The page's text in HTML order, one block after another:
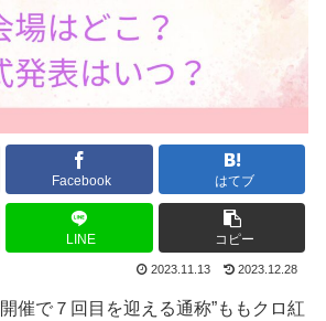
Facebook はてブ
LINE コピー
2023.11.13 2023.12.28
催で７回目を迎える通称”ももクロ紅